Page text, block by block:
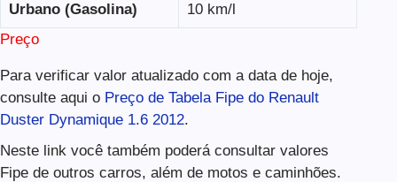
Urbano (Gasolina)
10 km/l
Preço
Para verificar valor atualizado com a data de hoje,
consulte aqui o Preço de Tabela Fipe do Renault
Duster Dynamique 1.6 2012.
Neste link você também poderá consultar valores
Fipe de outros carros, além de motos e caminhões.